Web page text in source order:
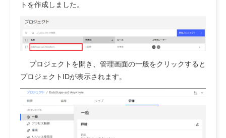
トを作成しました。
プロジェクトを開き、管理画面の一般をクリックすると
プロジェクトIDが表示されます。